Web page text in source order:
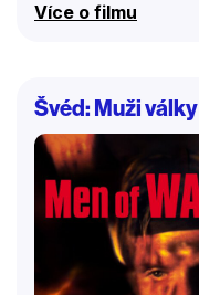
Více o filmu
Švéd: Muži války